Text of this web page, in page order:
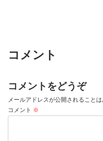
コメント
コメントをどうぞ
メールアドレスが公開されることは
コメント ※